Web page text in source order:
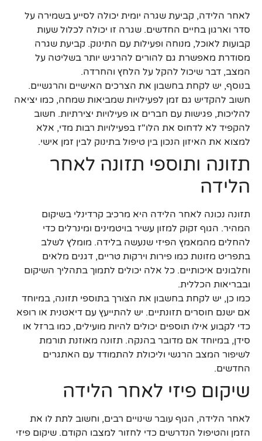
לאחר הלידה, קביעת שגרה יומית יכולה לסייע בשמירה על
סדר וארגון בחיים החדשים. שגרה זו יכולה לכלול שעות
קבועות לאוכל, מנוחה ופעילות עם התינוק. קביעת שגרה
מסודרת מאפשרת גם להורים להרגיש יותר בשליטה על
המצב, דבר שיכול להקל על הלחץ והחרדה.
בנוסף, יש לקחת בחשבון את הצרכים האישיים והרגשיים.
חשוב להקדיש גם זמן לפעילויות שמביאות שמחה, כמו יציאה
להליכות, פגישות עם חברים או פעילויות יצירתיות. חשוב
להקפיד לא לדחוס את הלו"ז בפעילויות רבות מדי, אלא
למצוא את האיזון הנכון בין טיפול בתינוק לבין זמן אישי.
תזונה ותוספי תזונה לאחר
הלידה
תזונה נכונה לאחר הלידה היא מרכיב קרדינלי בשיקום
המהיר. הגוף זקוק למזון עשיר בויטמינים ומינרלים כדי
להחלים מהמאמץ הפיזי שנעשה בלידה. מומלץ לשלב
בתפריט מזונות כמו פירות וירקות טריים, דגנים מלאים
וחלבונים איכותיים. כל אלה יכולים לתמוך בתהליך השיקום
ובבריאות הכללית.
כמו כן, יש לקחת בחשבון את הצורך בתוספי תזונה, במיוחד
אם ישנם חוסרים תזונתיים. יש להתייעץ עם דיאטנית או רופא
כדי לקבוע אילו תוספים יכולים להיות מועילים, כמו ברזל או
סידן, במיוחד אם מדובר בהנקה. תזונה מאוזנת תורמת
לשיפור המצב הרגשי וליכולת להתמודד עם האתגרים
החדשים.
שיקום פיזי לאחר הלידה
לאחר הלידה, הגוף עובר שינויים רבים, וחשוב לתת לו את
הזמן והטיפול הנדרשים כדי לחזור למצבו הקודם. שיקום פיזי